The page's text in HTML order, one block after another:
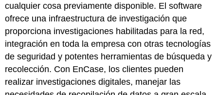
cualquier cosa previamente disponible. El software
ofrece una infraestructura de investigación que
proporciona investigaciones habilitadas para la red,
integración en toda la empresa con otras tecnologías
de seguridad y potentes herramientas de búsqueda y
recolección. Con EnCase, los clientes pueden
realizar investigaciones digitales, manejar las